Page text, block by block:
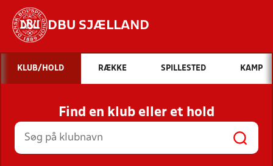
DBU SJÆLLAND
Hvad vil du søge efter?
INDHOLD OG NYHEDER
STILLINGER, RESULTATER, KLUBBER OG
HOLD
KLUB/HOLD RÆKKE SPILLESTED KAMP
Find en klub eller et hold